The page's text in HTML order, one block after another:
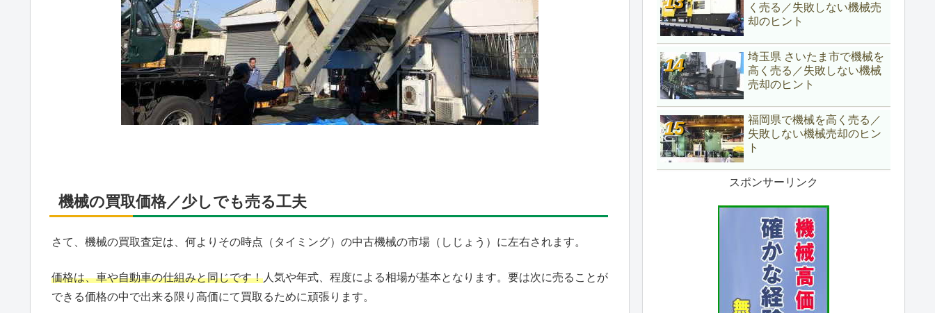
機械の買取価格／少しでも売る工夫
さて、機械の買取査定は、何よりその時点（タイミング）の中古機械の市場（しじょう）に左右されます。
価格は、車や自動車の仕組みと同じです！ 人気や年式、程度による相場が基本となります。要は次に売ることが
できる価格の中で出来る限り高価にて買取るために頑張ります。
く売る／失敗しない機械売
却のヒント
埼玉県 さいたま市で機械を
高く売る／失敗しない機械
売却のヒント
福岡県で機械を高く売る／
失敗しない機械売却のヒン
ト
スポンサーリンク